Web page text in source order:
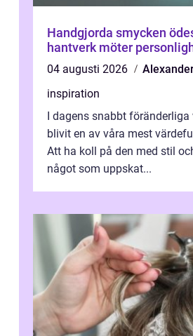
Handgjorda smycken
hantverk möter
04 augusti 2026
inspiration
I dagens snabbt
blivit en av våra mest
Att ha koll på den med stil
något som uppskat...